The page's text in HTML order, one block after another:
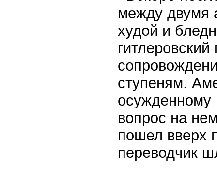
между двумя
худой и
ступеням.
осужденному
вопрос на
пошел вверх
переводчик